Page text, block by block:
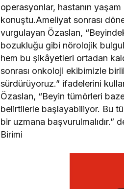
operasyonlar, hastanın
konuştu.Ameliyat sonrası
vurgulayan Özaslan,
bozukluğu gibi nörolojik
hem bu şikâyetleri ortadan
sonrası onkoloji ekibimizle
sürdürüyoruz.” ifadelerini
Özaslan, “Beyin tümörleri
belirtilerle başlayabiliyor. Bu
bir uzmana başvurulmalıdır.”
Birimi